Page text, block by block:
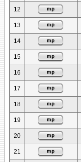
12
13
14
15
16
17
18
19
20
21